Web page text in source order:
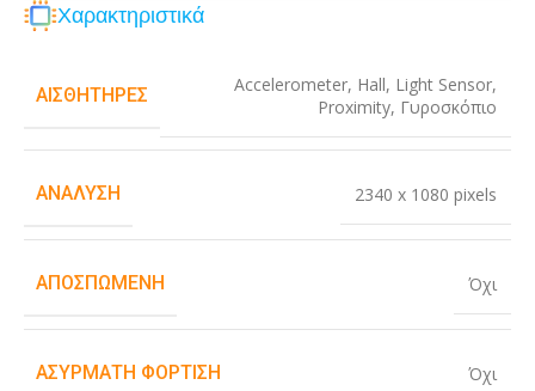
Χαρακτηριστικά
ΑΙΣΘΗΤΉΡΕΣ Accelerometer, Hall, Light Sensor,
Proximity, Γυροσκόπιο
ΑΝΆΛΥΣΗ 2340 x 1080 pixels
ΑΠΟΣΠΏΜΕΝΗ Όχι
ΑΣΎΡΜΑΤΗ ΦΌΡΤΙΣΗ Όχι